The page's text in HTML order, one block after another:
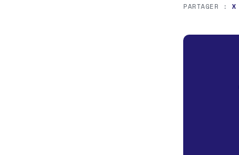
PARTAGER :X